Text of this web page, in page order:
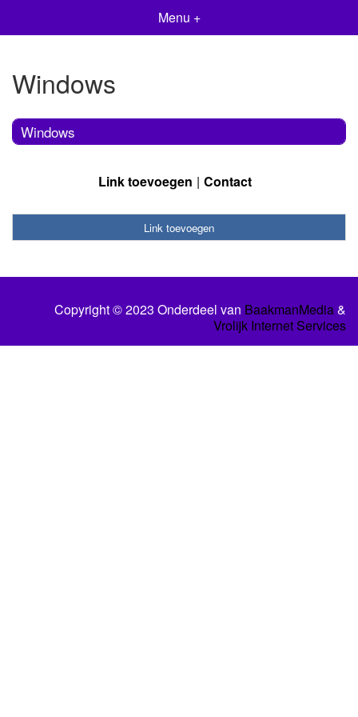
Menu +
Windows
Windows
Link toevoegen Contact
Link toevoegen
Copyright © 2023 Onderdeel van BaakmanMedia&
Vrolijk Internet Services